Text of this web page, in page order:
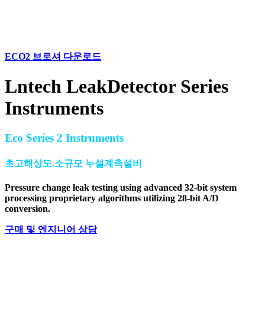
ECO2 브로셔 다운로드
Lntech LeakDetector Series
Instruments
Eco Series 2 Instruments
초고해상도.소규모 누설계측설비
Pressure change leak testing using advanced 32-bit system
processing proprietary algorithms utilizing 28-bit A/D
conversion.
구매 및 엔지니어 상담